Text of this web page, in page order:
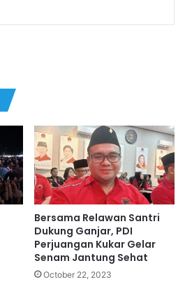
Bersama Relawan Santri
Dukung Ganjar, PDI
Perjuangan Kukar Gelar
Senam Jantung Sehat
October 22, 2023